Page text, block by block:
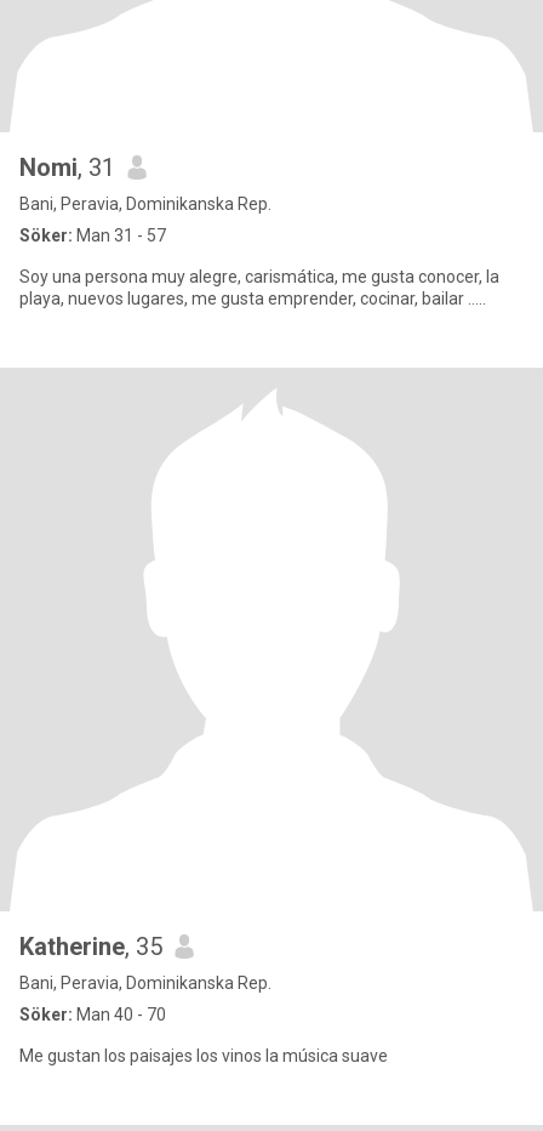
Nomi, 31
Bani, Peravia, Dominikanska Rep.
Söker: Man 31 - 57
Soy una persona muy alegre, carismática, me gusta conocer, la
playa, nuevos lugares, me gusta emprender, cocinar, bailar .....
Katherine, 35
Bani, Peravia, Dominikanska Rep.
Söker: Man 40 - 70
Me gustan los paisajes los vinos la música suave